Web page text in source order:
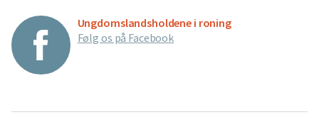
Ungdomslandsholdene i roning
Følg os på Facebook